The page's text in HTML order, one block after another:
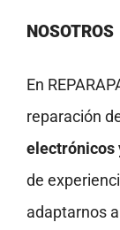
NOSOTROS
En
reparación
electrónicos
de
adaptarnos